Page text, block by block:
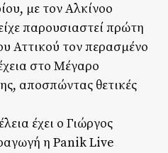
με τον Αλκίνοο
παρουσιαστεί πρώτη
Αττικού τον περασμένο
στο Μέγαρο
αποσπώντας θετικές
έχει ο Γιώργος
η Panik Live